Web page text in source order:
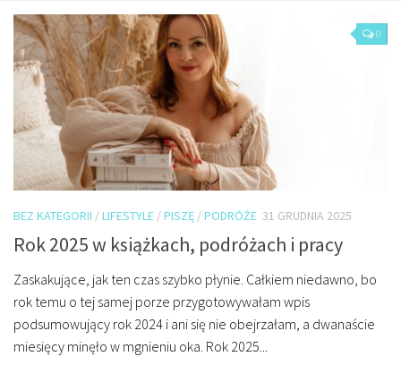
Czytam
Piszę
Rozmawiam
Jestem
Jestem kobietą
Jestem panią domu
Książki dla dzieci
Poza tym
Lifestyle
0
BEZ KATEGORII /LIFESTYLE /PISZĘ /PODRÓŻE 31 GRUDNIA 2025
Rok 2025 w książkach, podróżach i pracy
Zaskakujące, jak ten czas szybko płynie. Całkiem niedawno, bo
rok temu o tej samej porze przygotowywałam wpis
podsumowujący rok 2024 i ani się nie obejrzałam, a dwanaście
miesięcy minęło w mgnieniu oka. Rok 2025...